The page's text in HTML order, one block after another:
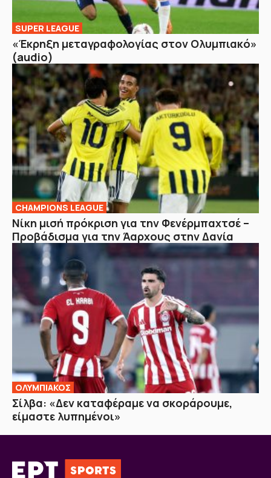
SUPER LEAGUE
«Έκρηξη μεταγραφολογίας στον Ολυμπιακό»
(audio)
CHAMPIONS LEAGUE
Νίκη μισή πρόκριση για την Φενέρμπαχτσέ –
Προβάδισμα για την Άαρχους στην Δανία
ΟΛΥΜΠΙΑΚΟΣ
Σίλβα: «Δεν καταφέραμε να σκοράρουμε,
είμαστε λυπημένοι»